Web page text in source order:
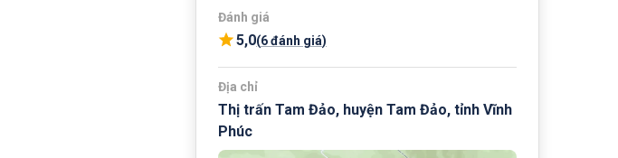
Đánh giá
5,0(6 đánh giá)
Địa chỉ
Thị trấn Tam Đảo, huyện Tam Đảo, tỉnh Vĩnh
Phúc